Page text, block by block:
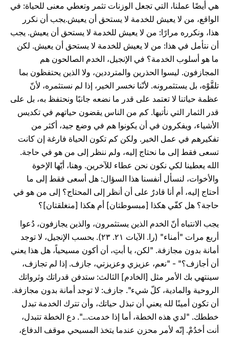
هي أيضًا عملنا، التي تجعل الوزنات تثمر وتعطي معنى للحياة: في
الواقع، من لا يعيش للخدمة لا يستحق أن يعيش.يجب أن نكرر
هذا، ونكرره مرارًا: من لا يعيش للخدمة لا يستحق أن يعيش. يجب
أن نتأمل في هذا: من لا يعيش للخدمة لا يستحق أن يعيش. لكن
ما هو أسلوب الخدمة؟ في الإنجيل، الخدم الصالحون هم
المجازفون. ليسوا الحذرين والمترددين، ولا الذين يحتفظون بما
تلقَّوْه، بل يستثمرونه. لأنّنا نخسر الخير، إذا لم نستثمره، لأنّ
عظمة حياتنا لا تعتمد على قدر ما نضعه جانبًا ونحتفظ به، بل على
قدر الثمار التي نأتيها. كم من الناس يقضون حياتهم في تكديس
الأشياء، ويفكرون في أن يكونوا هم في وضع جيد، أكثر من
تفكيرهم في عمل الخير. ولكن كم تكون الحياة فارغة إن كانت
تسعى فقط إلى ما نحتاج إليه، ولم ننظر إلى من هو في حاجة.
الله يعطينا لكي نكون نحن عطاء للآخرين. وهنا، أيّها الإخوة
والأخوات، لنسأل أنفسنا هذا السؤال: هل أسعى فقط إلى ما
أحتاج إليه، أم أنا قادرٌ على أن أنظر إلى المحتاج؟ إلى من هو في
حاجة؟ هل كفّي هكذا [مبسوطتان] أم هكذا [منغلقتان]؟
يجب الانتباه أنّ الخدم الذين يستثمرون، والذين يجازفون، دُعوا
أربع مرات "أمناء" (را. الآيات ٢١. ٢٣). بحسب الإنجيل، لا توجد
أمانة بدون مجازفة. "لكن، يا أبتِ، أن أكون مسيحياً، هل هذا يعني
أن أجازف؟" - "نعم، عزيزي وعزيزتي، جازف. إذا لم تجازف،
سينتهي بك الأمر مثل [الخادم] الثالث: ستدفن قدراتك وثرواتك
الروحية والمادية، كلّ شيء". جازف: لا توجد أمانة بدون مجازفة.
أن تكون أمينًا لله يعني أن تبذل حياتك، وأن تترك الخدمة تبدل
خططك. "لدي هذه الخطة، أما إذا خدمت...". دع الخطة تتبدل،
أنت أخدُمْ. إنّه لأمر محزن عندما يتخذ المسيحي موقف الدفاع،